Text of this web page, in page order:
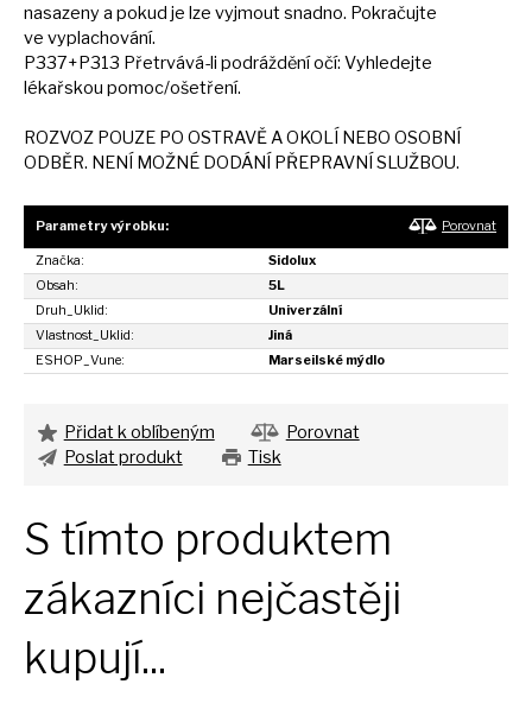
nasazenya pokud je lze vyjmout snadno. Pokračujte
ve vyplachování.
P337+P313 Přetrvává-li podráždění očí: Vyhledejte
lékařskou pomoc/ošetření.
ROZVOZ POUZE PO OSTRAVĚAOKOLÍ NEBO OSOBNÍ
ODBĚR. NENÍ MOŽNÉ DODÁNÍ PŘEPRAVNÍ SLUŽBOU.
Parametry výrobku: Porovnat
Značka:
Sidolux
Obsah:
5L
Druh_Uklid:
Univerzální
Vlastnost_Uklid:
Jiná
ESHOP_Vune:
Marseilské mýdlo
Přidat k oblíbeným
Porovnat
Poslat produkt
Tisk
S tímto produktem
zákazníci nejčastěji
kupují...